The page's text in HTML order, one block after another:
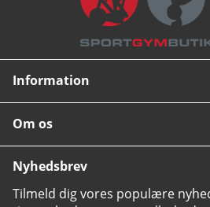
Information
Om os
Nyhedsbrev
Tilmeld dig vores populære